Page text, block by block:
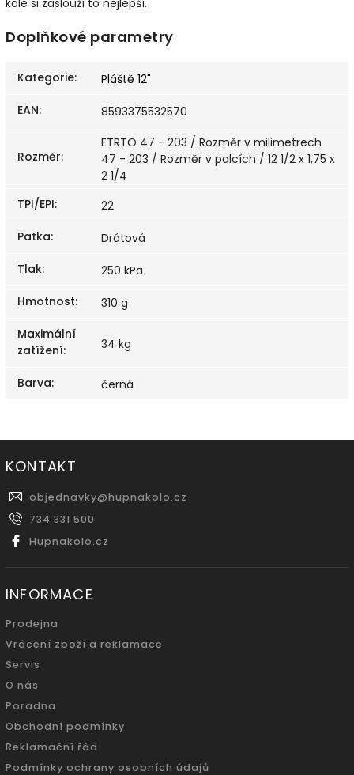
Doplňkové parametry
Kategorie:
Pláště 12"
EAN: 8593375532570
Rozměr:
ETRTO 47 - 203 / Rozměr v milimetrech
47 - 203 / Rozměr v palcích / 12 1/2 x 1,75 x
2 1/4
TPI/EPI:
22
Patka:
Drátová
Tlak:
250 kPa
Hmotnost:
310 g
Maximální
zatížení: 34 kg
Barva: černá
KONTAKT
objednavky@hupnakolo.cz
734 331 500
Hupnakolo.cz
INFORMACE
Prodejna
Vrácení zboží a reklamace
Servis
O nás
Poradna
Obchodní podmínky
Reklamační řád
Podmínky ochrany osobních údajů